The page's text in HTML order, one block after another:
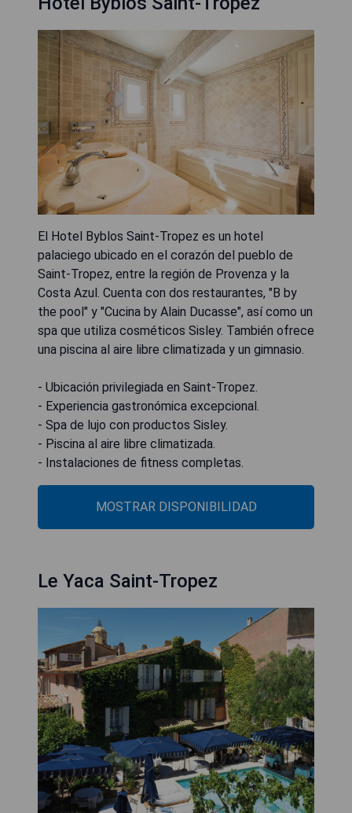
El Hotel Byblos Saint-Tropez es un hotel
palaciego ubicado en el corazón del pueblo de
Saint-Tropez, entre la región de Provenza y la
Costa Azul. Cuenta con dos restaurantes, "B by
the pool" y "Cucina by Alain Ducasse", así como un
spa que utiliza cosméticos Sisley. También ofrece
una piscina al aire libre climatizada y un gimnasio.
- Ubicación privilegiada en Saint-Tropez.
- Experiencia gastronómica excepcional.
- Spa de lujo con productos Sisley.
- Piscina al aire libre climatizada.
- Instalaciones de fitness completas.
MOSTRAR DISPONIBILIDAD
Le Yaca Saint-Tropez